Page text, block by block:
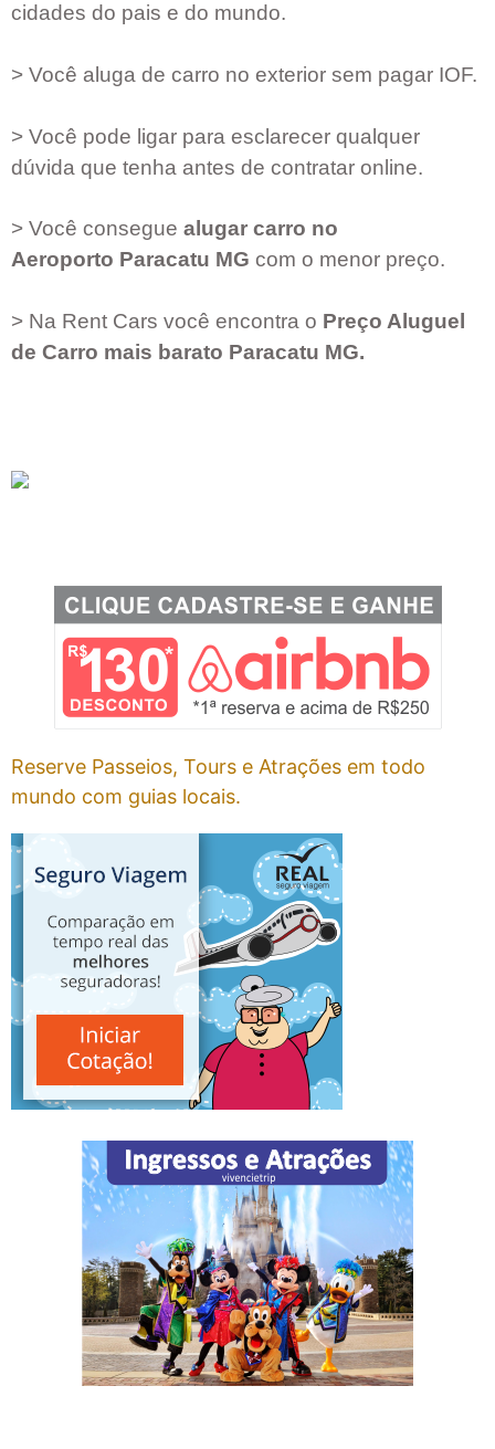
cidades do pais e do mundo.
> Você aluga de carro no exterior sem pagar IOF.
> Você pode ligar para esclarecer qualquer
dúvida que tenha antes de contratar online.
> Você consegue alugar carro no
Aeroporto Paracatu MG com o menor preço.
> Na Rent Cars você encontra o Preço Aluguel
de Carro mais barato Paracatu MG.
Reserve Passeios, Tours e Atrações em todo
mundo com guias locais.